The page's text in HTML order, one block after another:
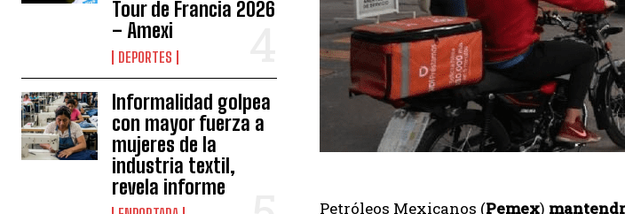
Tour de Francia 2026
– Amexi
DEPORTES
Informalidad golpea
con mayor fuerza a
mujeres de la
industria textil,
revela informe
Petróleos Mexicanos (Pemex)